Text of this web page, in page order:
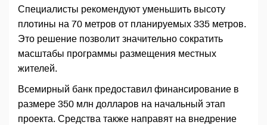
Специалисты рекомендуют уменьшить высоту
плотины на 70 метров от планируемых 335 метров.
Это решение позволит значительно сократить
масштабы программы размещения местных
жителей.
Всемирный банк предоставил финансирование в
размере 350 млн долларов на начальный этап
проекта. Средства также направят на внедрение